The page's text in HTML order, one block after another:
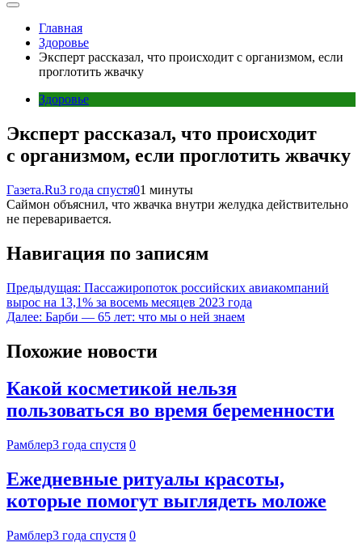
Главная
Здоровье
Эксперт рассказал, что происходит с организмом, если
проглотить жвачку
Здоровье
Эксперт рассказал, что происходит
с организмом, если проглотить жвачку
Газета.Ru3 года спустя01 минуты
Саймон объяснил, что жвачка внутри желудка действительно
не переваривается.
Навигация по записям
Предыдущая: Пассажиропоток российских авиакомпаний
вырос на 13,1% за восемь месяцев 2023 года
Далее: Барби — 65 лет: что мы о ней знаем
Похожие новости
Какой косметикой нельзя
пользоваться во время беременности
Рамблер3 года спустя 0
Ежедневные ритуалы красоты,
которые помогут выглядеть моложе
Рамблер3 года спустя 0